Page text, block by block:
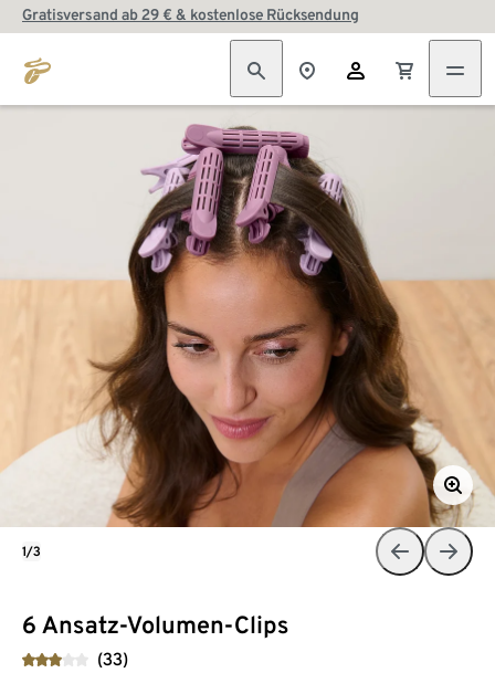
Gratisversand ab 29 € & kostenlose Rücksendung
6 Ansatz-Volumen-Clips
(33)
1/3